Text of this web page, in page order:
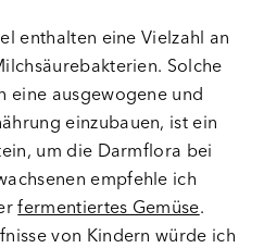
enthalten eine Vielzahl an
Solche
eine ausgewogene und
einzubauen, ist ein
um die Darmflora bei
empfehle ich
fermentiertes Gemüse.
von Kindern würde ich